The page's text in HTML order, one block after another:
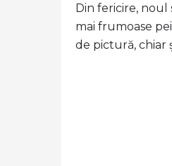
Din fericire, noul
mai frumoase
de pictură, chiar